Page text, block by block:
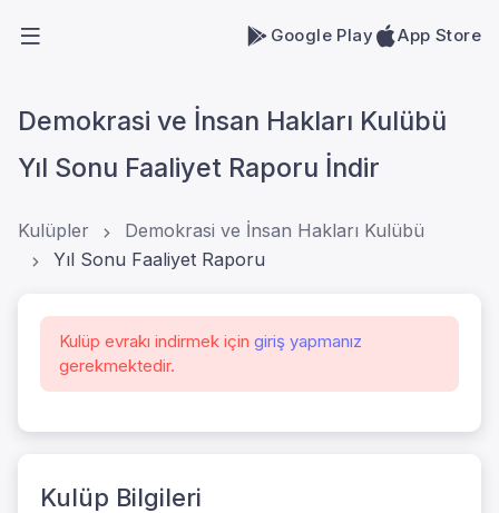
Google Play App Store
Demokrasi ve İnsan Hakları Kulübü
Yıl Sonu Faaliyet Raporu İndir
Kulüpler
Demokrasi ve İnsan Hakları Kulübü
Yıl Sonu Faaliyet Raporu
Kulüp evrakı indirmek için giriş yapmanız
gerekmektedir.
Kulüp Bilgileri